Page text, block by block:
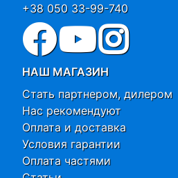
+38 050 33-99-740
НАШ МАГАЗИН
Стать партнером, дилером
Нас рекомендуют
Оплата и доставка
Условия гарантии
Оплата частями